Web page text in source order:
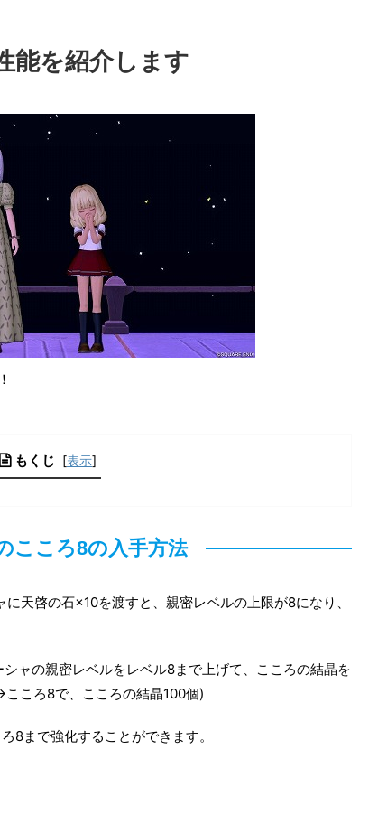
能を紹介します
もくじ [表示]
こころ8の入手方法
天啓の石×10を渡すと、親密レベルの上限が8になり、
ャの親密レベルをレベル8まで上げて、こころの結晶を
ころ8で、こころの結晶100個)
8まで強化することができます。